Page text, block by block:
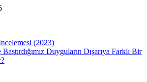
(2023)
Duyguların Dışarıya Farklı Bir